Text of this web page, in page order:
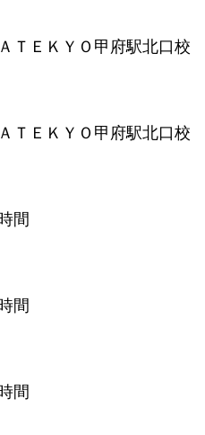
ＴＥＫＹＯ甲府駅北口校
ＴＥＫＹＯ甲府駅北口校
間
間
間